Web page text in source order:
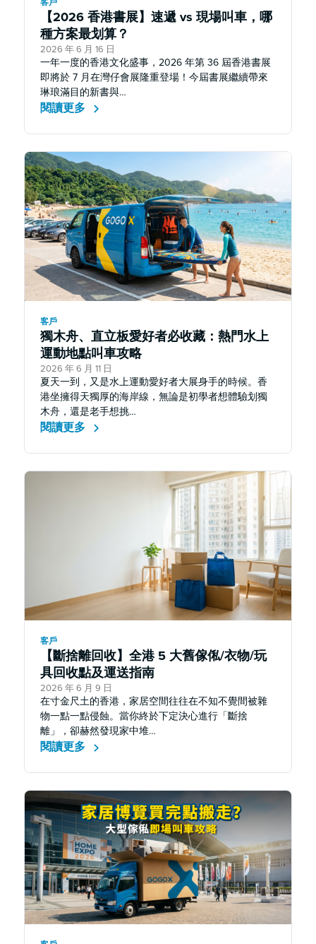
【2026 香港書展】速遞 vs 現場叫車，哪
種方案最划算？
2026 年 6 月 16 日
一年一度的香港文化盛事，2026 年第 36 屆香港書展
即將於 7 月在灣仔會展隆重登場！今屆書展繼續帶來
琳琅滿目的新書與…
閱讀更多
客戶
獨木舟、直立板愛好者必收藏：熱門水上
運動地點叫車攻略
2026 年 6 月 11 日
夏天一到，又是水上運動愛好者大展身手的時候。香
港坐擁得天獨厚的海岸線，無論是初學者想體驗划獨
木舟，還是老手想挑…
閱讀更多
客戶
【斷捨離回收】全港 5 大舊傢俬/衣物/玩
具回收點及運送指南
2026 年 6 月 9 日
在寸金尺土的香港，家居空間往往在不知不覺間被雜
物一點一點侵蝕。當你終於下定決心進行「斷捨
離」，卻赫然發現家中堆…
閱讀更多